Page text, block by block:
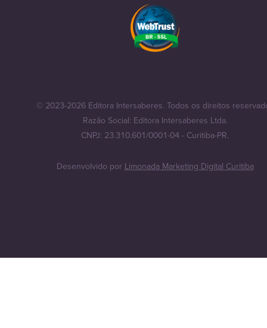
© 2023-2026 Editora Intersaberes. Todos os direitos
Razão Social: Editora Intersaberes Ltda.
CNPJ: 23.310.601/0001-04 - Curitiba-PR.
Desenvolvido por Limonada Marketing Digital Curitiba